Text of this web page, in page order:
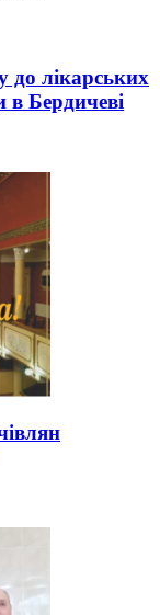
до лікарських
в Бердичеві